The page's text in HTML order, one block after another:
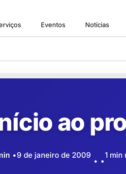
Eventos Notícias
ao
9 de janeiro de 2009 1 min